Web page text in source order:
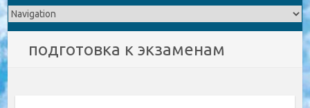
подготовка к экзаменам